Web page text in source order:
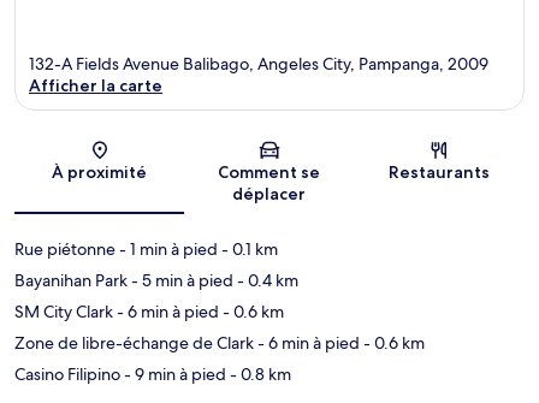
Carte
132-A Fields Avenue Balibago, Angeles City, Pampanga, 2009
Afficher la carte
À proximité
Comment se
déplacer
Restaurants
Rue piétonne- 1 min à pied - 0.1 km
Bayanihan Park- 5 min à pied - 0.4 km
SM City Clark- 6 min à pied - 0.6 km
Zone de libre-échange de Clark- 6 min à pied - 0.6 km
Casino Filipino- 9 min à pied - 0.8 km